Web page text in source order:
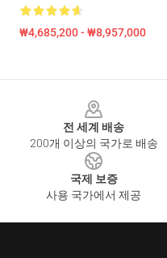
₩4,685,200 - ₩8,957,000
전 세계 배송
200개 이상의 국가로 배송
국제 보증
사용 국가에서 제공